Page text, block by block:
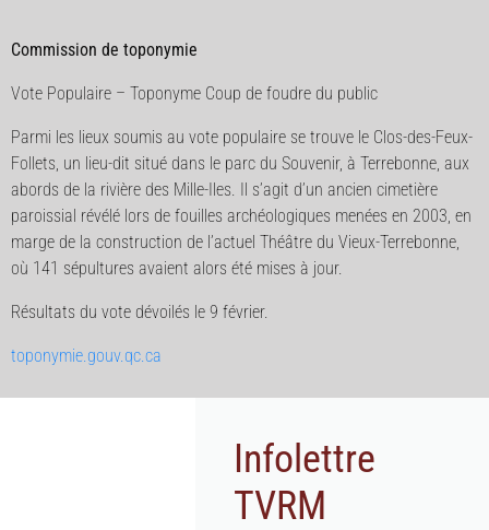
Commission de toponymie
Vote Populaire – Toponyme Coup de foudre du public
Parmi les lieux soumis au vote populaire se trouve le Clos-des-Feux-
Follets, un lieu-dit situé dans le parc du Souvenir, à Terrebonne, aux
abords de la rivière des Mille-Iles. Il s’agit d’un ancien cimetière
paroissial révélé lors de fouilles archéologiques menées en 2003, en
marge de la construction de l’actuel Théâtre du Vieux-Terrebonne,
où 141 sépultures avaient alors été mises à jour.
Résultats du vote dévoilés le 9 février.
toponymie.gouv.qc.ca
Infolettre
TVRM